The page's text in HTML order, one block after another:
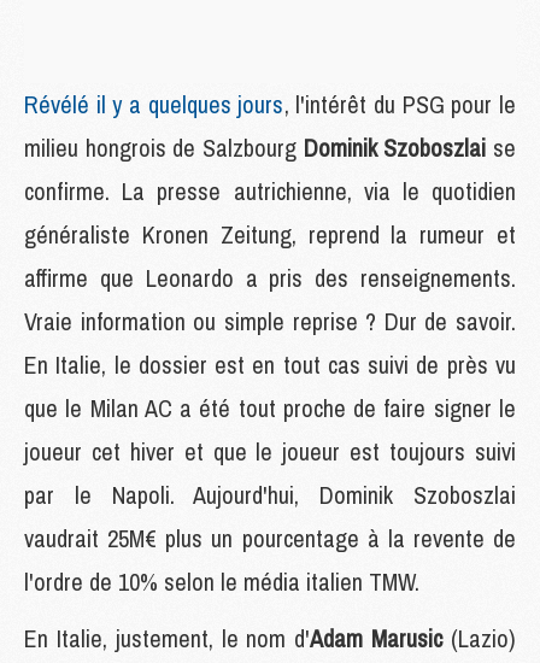
Révélé il y a quelques jours, l'intérêt du PSG pour le
milieu hongrois de Salzbourg Dominik Szoboszlai se
confirme. La presse autrichienne, via le quotidien
généraliste Kronen Zeitung, reprend la rumeur et
affirme que Leonardo a pris des renseignements.
Vraie information ou simple reprise ? Dur de savoir.
En Italie, le dossier est en tout cas suivi de près vu
que le Milan AC a été tout proche de faire signer le
joueur cet hiver et que le joueur est toujours suivi
par le Napoli. Aujourd'hui, Dominik Szoboszlai
vaudrait 25M€ plus un pourcentage à la revente de
l'ordre de 10% selon le média italien TMW.
En Italie, justement, le nom d'Adam Marusic (Lazio)